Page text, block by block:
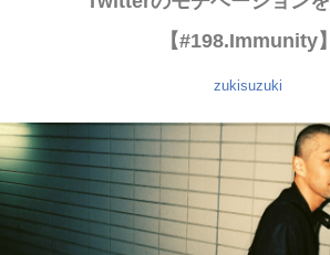
【#198.Immunity】
zukisuzuki